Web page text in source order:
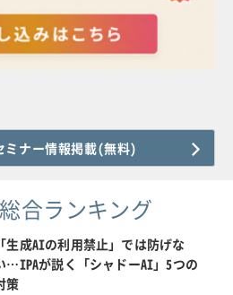
ミナー情報掲載(無料)
合ランキング
「生成AIの利用禁止」では防げな
…IPAが説く「シャドーAI」5つの
策